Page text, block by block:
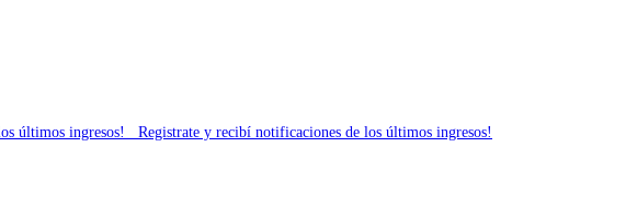
Registrate y recibí notificaciones de los últimos ingresos!